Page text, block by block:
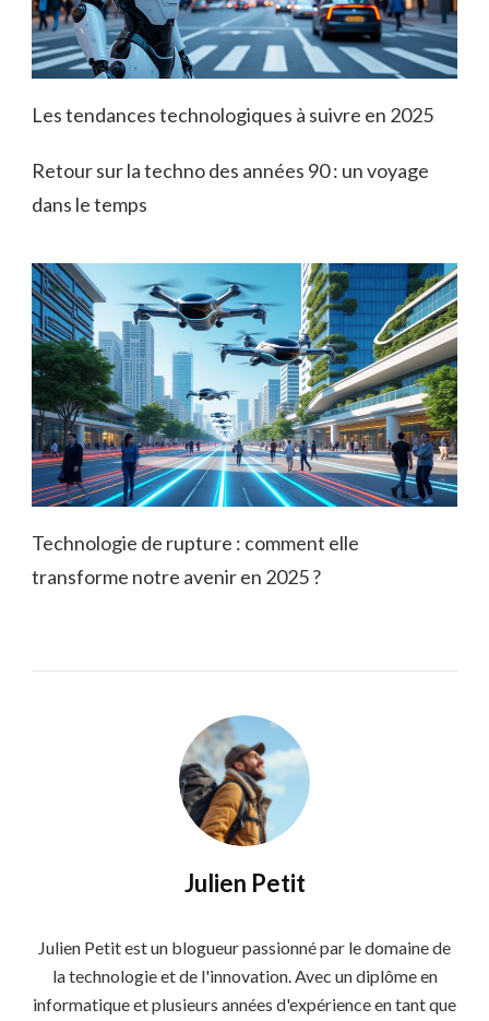
Les tendances technologiques à suivre en 2025
Retour sur la techno des années 90 : un voyage
dans le temps
Technologie de rupture : comment elle
transforme notre avenir en 2025 ?
Julien Petit
Julien Petit est un blogueur passionné par le domaine de
la technologie et de l'innovation. Avec un diplôme en
informatique et plusieurs années d'expérience en tant que